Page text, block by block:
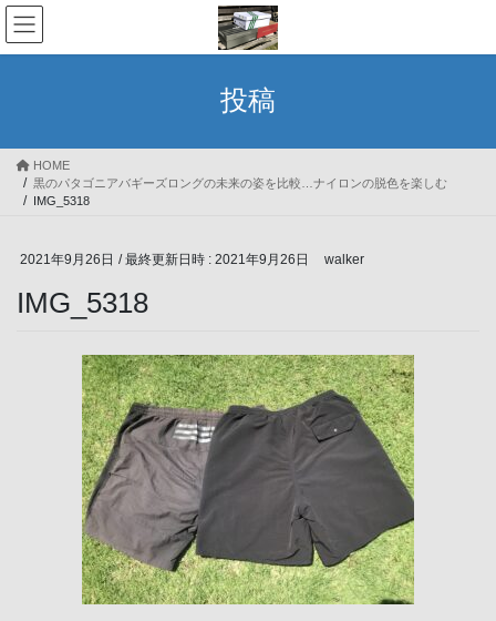
コ
ン
テ
ス
ナ
ビ
ゲ
ン
投稿
HOME
黒のパタゴニアバギーズロングの未来の姿を比較…ナイロンの脱色を楽しむ
IMG_5318
2021年9月26日 / 最終更新日時 : 2021年9月26日 walker
IMG_5318